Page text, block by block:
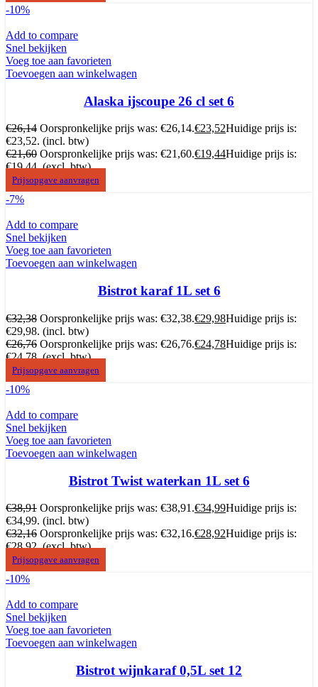
-10%
Add to compare
Snel bekijken
Voeg toe aan favorieten
Toevoegen aan winkelwagen
Alaska ijscoupe 26 cl set 6
€26,14 Oorspronkelijke prijs was: €26,14.€23,52Huidige prijs is:
€23,52. (incl. btw)
€21,60 Oorspronkelijke prijs was: €21,60.€19,44Huidige prijs is:
€19,44. (excl. btw)
Prijsopgave aanvragen
-7%
Add to compare
Snel bekijken
Voeg toe aan favorieten
Toevoegen aan winkelwagen
Bistrot karaf 1L set 6
€32,38 Oorspronkelijke prijs was: €32,38.€29,98Huidige prijs is:
€29,98. (incl. btw)
€26,76 Oorspronkelijke prijs was: €26,76.€24,78Huidige prijs is:
€24,78. (excl. btw)
Prijsopgave aanvragen
-10%
Add to compare
Snel bekijken
Voeg toe aan favorieten
Toevoegen aan winkelwagen
Bistrot Twist waterkan 1L set 6
€38,91 Oorspronkelijke prijs was: €38,91.€34,99Huidige prijs is:
€34,99. (incl. btw)
€32,16 Oorspronkelijke prijs was: €32,16.€28,92Huidige prijs is:
€28,92. (excl. btw)
Prijsopgave aanvragen
-10%
Add to compare
Snel bekijken
Voeg toe aan favorieten
Toevoegen aan winkelwagen
Bistrot wijnkaraf 0,5L set 12